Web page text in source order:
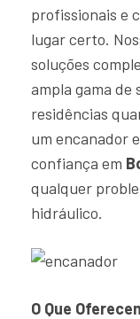
profissionais e
lugar certo.
soluções
ampla gama
residências
um encanador
confiança em
qualquer
hidráulico.
O Que